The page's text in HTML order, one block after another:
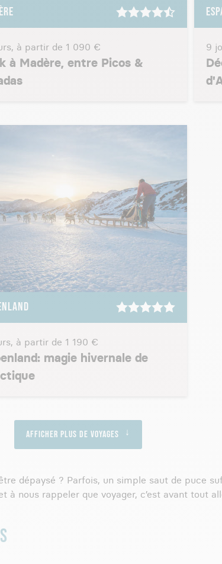
à partir de 1 090 €
à Madère, entre Picos &
9
à partir de 1 190 €
magie hivernale de
Afficher plus de voyages
dépaysé ? Parfois, un simple saut de puce
nous rappeler que voyager, c’est avant tout